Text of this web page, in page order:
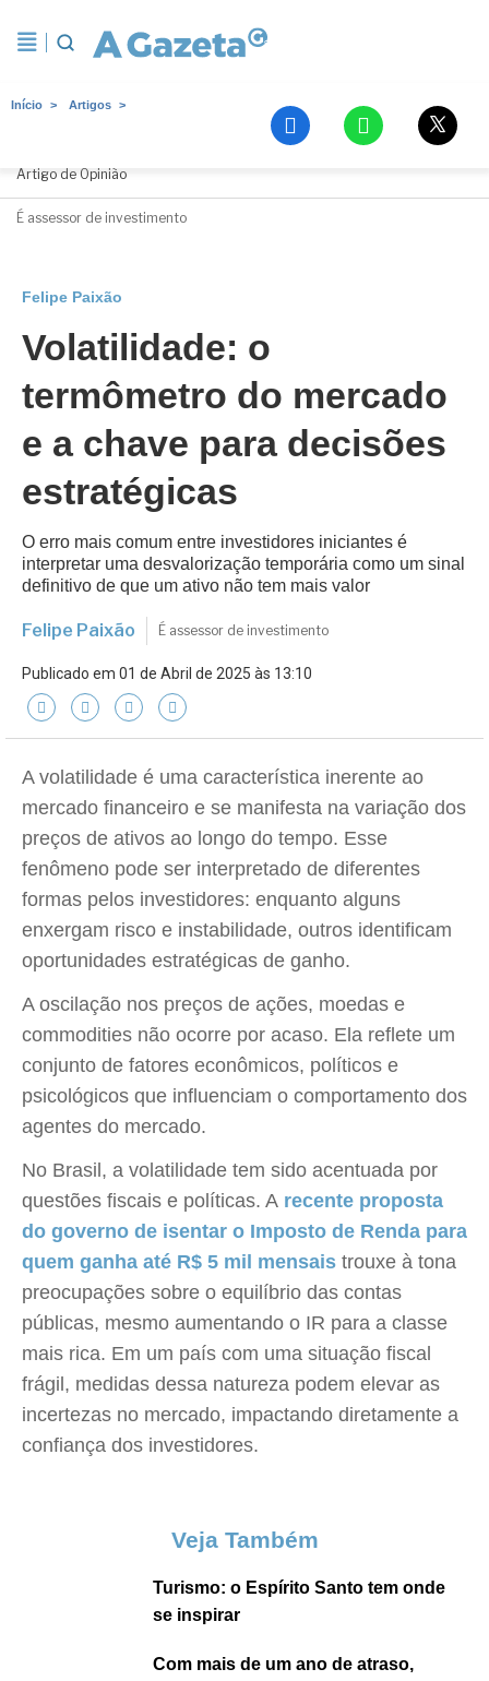
Início Artigos
Artigo de Opinião
É assessor de investimento
Felipe Paixão
Volatilidade: o
termômetro do mercado
e a chave para decisões
estratégicas
O erro mais comum entre investidores iniciantes é
interpretar uma desvalorização temporária como um sinal
definitivo de que um ativo não tem mais valor
Felipe Paixão É assessor de investimento
Publicado em 01 de Abril de 2025 às 13:10
A volatilidade é uma característica inerente ao
mercado financeiro e se manifesta na variação dos
preços de ativos ao longo do tempo. Esse
fenômeno pode ser interpretado de diferentes
formas pelos investidores: enquanto alguns
enxergam risco e instabilidade, outros identificam
oportunidades estratégicas de ganho.
A oscilação nos preços de ações, moedas e
commodities não ocorre por acaso. Ela reflete um
conjunto de fatores econômicos, políticos e
psicológicos que influenciam o comportamento dos
agentes do mercado.
No Brasil, a volatilidade tem sido acentuada por
questões fiscais e políticas. A recente proposta
do governo de isentar o Imposto de Renda para
quem ganha até R$ 5 mil mensais trouxe à tona
preocupações sobre o equilíbrio das contas
públicas, mesmo aumentando o IR para a classe
mais rica. Em um país com uma situação fiscal
frágil, medidas dessa natureza podem elevar as
incertezas no mercado, impactando diretamente a
confiança dos investidores.
Veja Também
Turismo: o Espírito Santo tem onde
se inspirar
Com mais de um ano de atraso,